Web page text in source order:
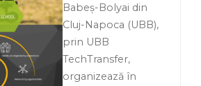
Babeș-Bolyai din
Cluj-Napoca (UBB),
prin UBB
TechTransfer,
organizează în